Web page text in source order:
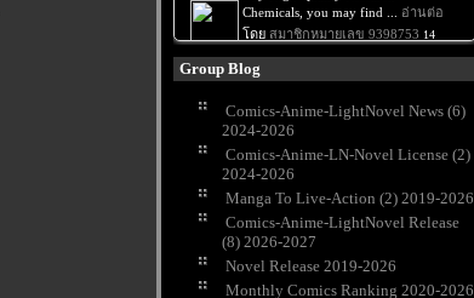
Group Blog
Comics-Anime-LightNovel News (6)
2024-2026
Comics-Anime-LN-Novel License (2)
2024-2026
Manga To Live-Action (2) 2019-2026
Comics-Anime-LightNovel Release
(8) 2026-2027
Novel Release 2019-2026
Monthly Comics Ranking 2020-2026